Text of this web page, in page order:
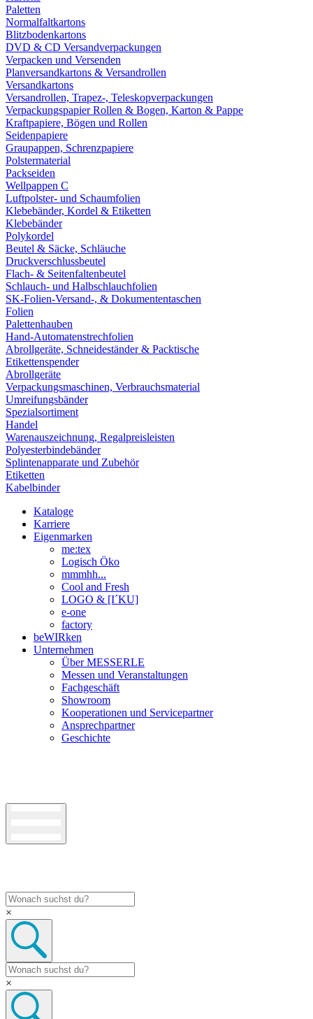
Paletten
Normalfaltkartons
Blitzbodenkartons
DVD & CD Versandverpackungen
Verpacken und Versenden
Planversandkartons & Versandrollen
Versandkartons
Versandrollen, Trapez-, Teleskopverpackungen
Verpackungspapier Rollen & Bogen, Karton & Pappe
Kraftpapiere, Bögen und Rollen
Seidenpapiere
Graupappen, Schrenzpapiere
Polstermaterial
Packseiden
Wellpappen C
Luftpolster- und Schaumfolien
Klebebänder, Kordel & Etiketten
Klebebänder
Polykordel
Beutel & Säcke, Schläuche
Druckverschlussbeutel
Flach- & Seitenfaltenbeutel
Schlauch- und Halbschlauchfolien
SK-Folien-Versand-, & Dokumententaschen
Folien
Palettenhauben
Hand-Automatenstrechfolien
Abrollgeräte, Schneideständer & Packtische
Etikettenspender
Abrollgeräte
Verpackungsmaschinen, Verbrauchsmaterial
Umreifungsbänder
Spezialsortiment
Handel
Warenauszeichnung, Regalpreisleisten
Polyesterbindebänder
Splintenapparate und Zubehör
Etiketten
Kabelbinder
Kataloge
Karriere
Eigenmarken
me:tex
Logisch Öko
mmmhh...
Cool and Fresh
LOGO & [I´KU]
e-one
factory
beWIRken
Unternehmen
Über MESSERLE
Messen und Veranstaltungen
Fachgeschäft
Showroom
Kooperationen und Servicepartner
Ansprechpartner
Geschichte
×
×